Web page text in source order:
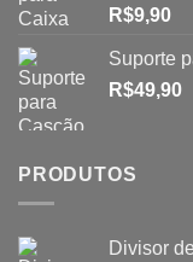
Avaliação
5.00
de 5
R$9,90
Suporte
R$49,90
PRODUTOS
Divisor